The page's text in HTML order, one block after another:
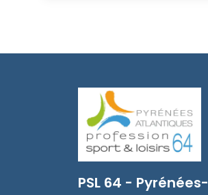
PSL 64 - Pyrénées-